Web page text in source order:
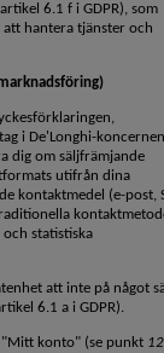
6.1 f i GDPR), som
hantera tjänster och
i De'Longhi-
dig om säljfrämjande
utifrån dina
kontaktmedel (e-post,
statistiska
att inte på något
6.1 a i GDPR).
"Mitt konto" (se punkt 12